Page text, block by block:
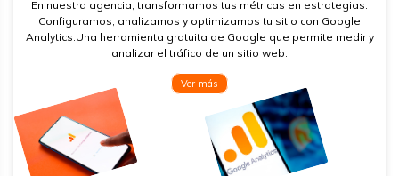
En nuestra agencia, transformamos tus métricas en estrategias.
Configuramos, analizamos y optimizamos tu sitio con Google
Analytics.Una herramienta gratuita de Google que permite medir y
analizar el tráfico de un sitio web.
Ver más